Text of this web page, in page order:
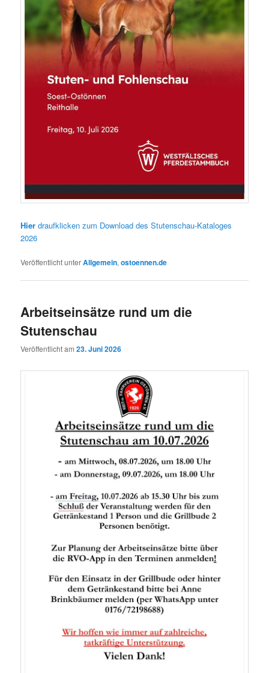
Hier draufklicken zum Download des Stutenschau-Kataloges
2026
Veröffentlicht unterAllgemein,ostoennen.de
Arbeitseinsätze rund um die
Stutenschau
Veröffentlicht am23. Juni 2026